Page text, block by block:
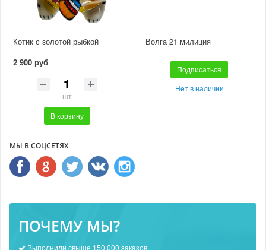
Котик с золотой рыбкой
2 900 руб
шт
В корзину
Волга 21 милиция
Подписаться
Нет в наличии
МЫ В СОЦСЕТЯХ
ПОЧЕМУ МЫ?
Выполнили свыше 150 000 заказов